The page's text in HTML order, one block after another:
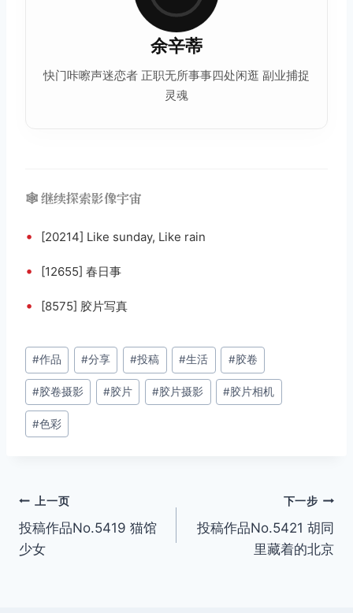
余辛蒂
快门咔嚓声迷恋者 正职无所事事四处闲逛 副业捕捉
灵魂
🕸️ 继续探索影像宇宙
• [20214] Like sunday, Like rain
• [12655] 春日事
• [8575] 胶片写真
文
章
标
签：
#作品 #分享 #投稿 #生活 #胶卷
#胶卷摄影 #胶片 #胶片摄影 #胶片相机
#色彩
文
章
上一页
投稿作品No.5419 猫馆
少女
下一步
投稿作品No.5421 胡同
里藏着的北京